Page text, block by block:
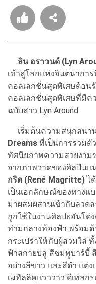
ลิน อราวนด์ (Lyn
เข้าสู่โลกแห่งจินตนากา
คอลเลกชั่นสุดพิเศษต้อน
คอลเลกชั่นสุดพิเศษที่มีค
ฉบับสาว Lyn Around
เริ่มต้นความสนุกสนา
Dreams ที่เป็นการรวมตั
ทัศนียภาพความสวยงาม
จากภาพวาดของศิลปินแ
กริต (René Magritte)ไ
เป็นเอกลักษณ์ของทางแ
มาผสมผสานเข้ากับลวด
ถูกใช้ในงานศิลปะอันโด่
ท่ามกลางท้องฟ้า พร้อม
กระเปร่าให้กับผู้สวมใส่
ฟ้าสกายบลู สีชมพูบาร์บี้
อย่างสีขาว และสีดำ แต่ง
เมทัลลิคแวววาว ดีเทลก